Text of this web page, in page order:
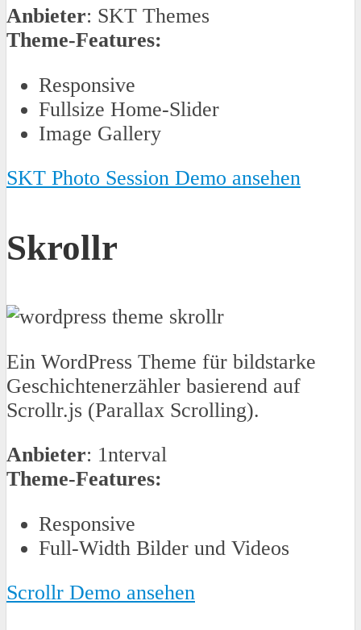
Anbieter: SKT Themes
Theme-Features:
Responsive
Fullsize Home-Slider
Image Gallery
SKT Photo Session Demo ansehen
Skrollr
Ein WordPress Theme für bildstarke
Geschichtenerzähler basierend auf
Scrollr.js (Parallax Scrolling).
Anbieter: 1nterval
Theme-Features:
Responsive
Full-Width Bilder und Videos
Scrollr Demo ansehen